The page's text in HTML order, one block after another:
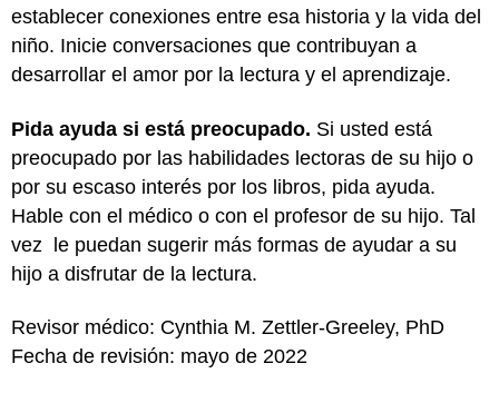
establecer conexiones entre esa historia y la vida del
niño. Inicie conversaciones que contribuyan a
desarrollar el amor por la lectura y el aprendizaje.
Pida ayuda si está preocupado. Si usted está
preocupado por las habilidades lectoras de su hijo o
por su escaso interés por los libros, pida ayuda.
Hable con el médico o con el profesor de su hijo. Tal
vez le puedan sugerir más formas de ayudar a su
hijo a disfrutar de la lectura.
Revisor médico: Cynthia M. Zettler-Greeley, PhD
Fecha de revisión: mayo de 2022